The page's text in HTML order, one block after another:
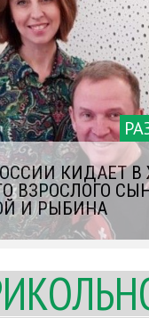
КИДАЕТ В
ВЗРОСЛОГО
И РЫБИНА